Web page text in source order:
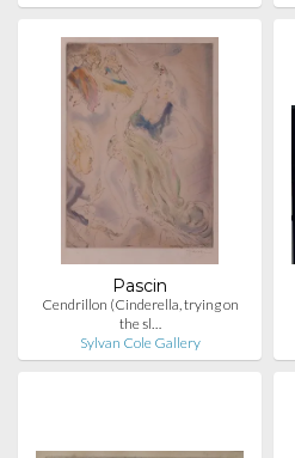
Pascin
Cendrillon (Cinderella, trying on
the sl…
Sylvan Cole Gallery